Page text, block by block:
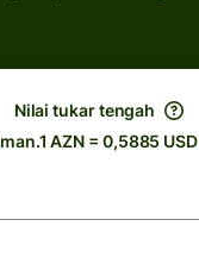
Nilai tukar tengah
man.1 AZN = 0,5885 USD